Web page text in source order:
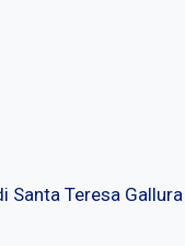
Santa Teresa Gallura